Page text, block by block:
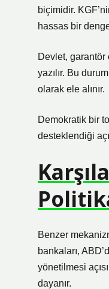
biçimidir.
hassas bir
Devlet, garantör
yazılır. Bu
olarak ele alınır.
Demokratik bir
desteklendiği
Benzer
bankaları,
yönetilmesi
dayanır.